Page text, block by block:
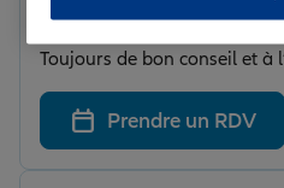
Toujours de bon conseil et à
Prendre un RDV